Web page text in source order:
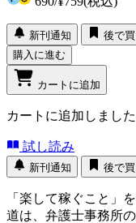
新刊通知
後で買
購入に進む
カートに追加
カートに追加しました
試し読み
新刊通知 後で買
「楽して稼ぐこと」
道は、弁護士事務所の